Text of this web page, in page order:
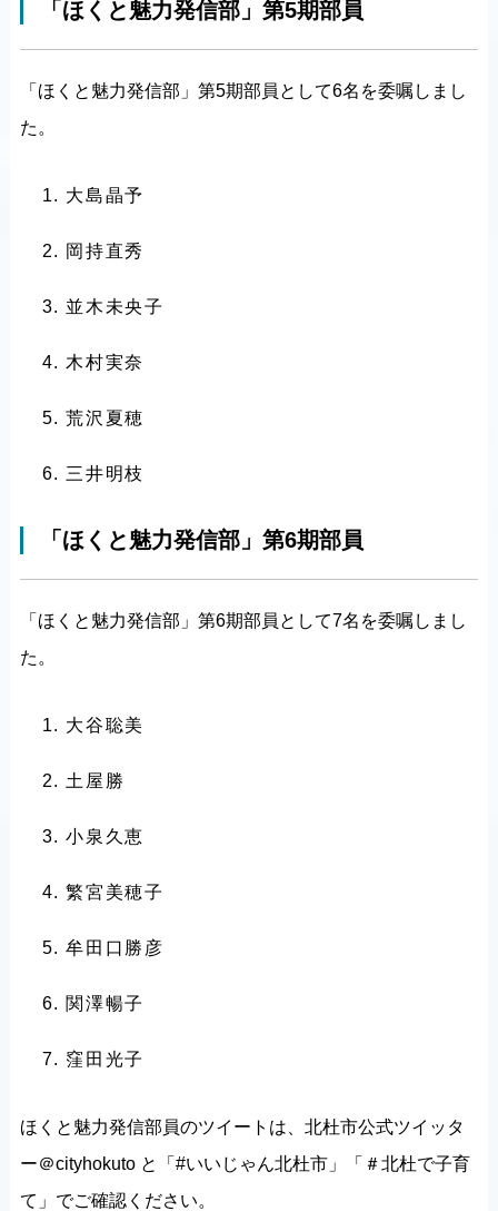
「ほくと魅力発信部」第5期部員
「ほくと魅力発信部」第5期部員として6名を委嘱しまし
た。
大島晶予
岡持直秀
並木未央子
木村実奈
荒沢夏穂
三井明枝
「ほくと魅力発信部」第6期部員
「ほくと魅力発信部」第6期部員として7名を委嘱しまし
た。
大谷聡美
土屋勝
小泉久恵
繁宮美穂子
牟田口勝彦
関澤暢子
窪田光子
ほくと魅力発信部員のツイートは、北杜市公式ツイッタ
ー＠cityhokuto と「#いいじゃん北杜市」「＃北杜で子育
て」でご確認ください。